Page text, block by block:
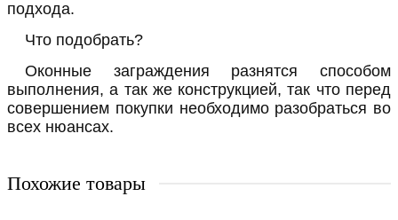
подхода.
Что подобрать?
Оконные заграждения разнятся способом
выполнения, а так же конструкцией, так что перед
совершением покупки необходимо разобраться во
всех нюансах.
Похожие товары